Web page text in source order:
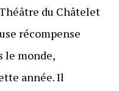
du Châtelet
récompense
le monde,
année. Il